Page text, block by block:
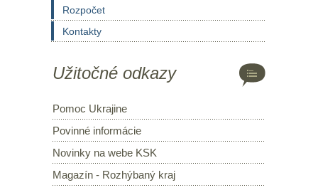
Rozpočet
Kontakty
Užitočné odkazy
Pomoc Ukrajine
Povinné informácie
Novinky na webe KSK
Magazín - Rozhýbaný kraj